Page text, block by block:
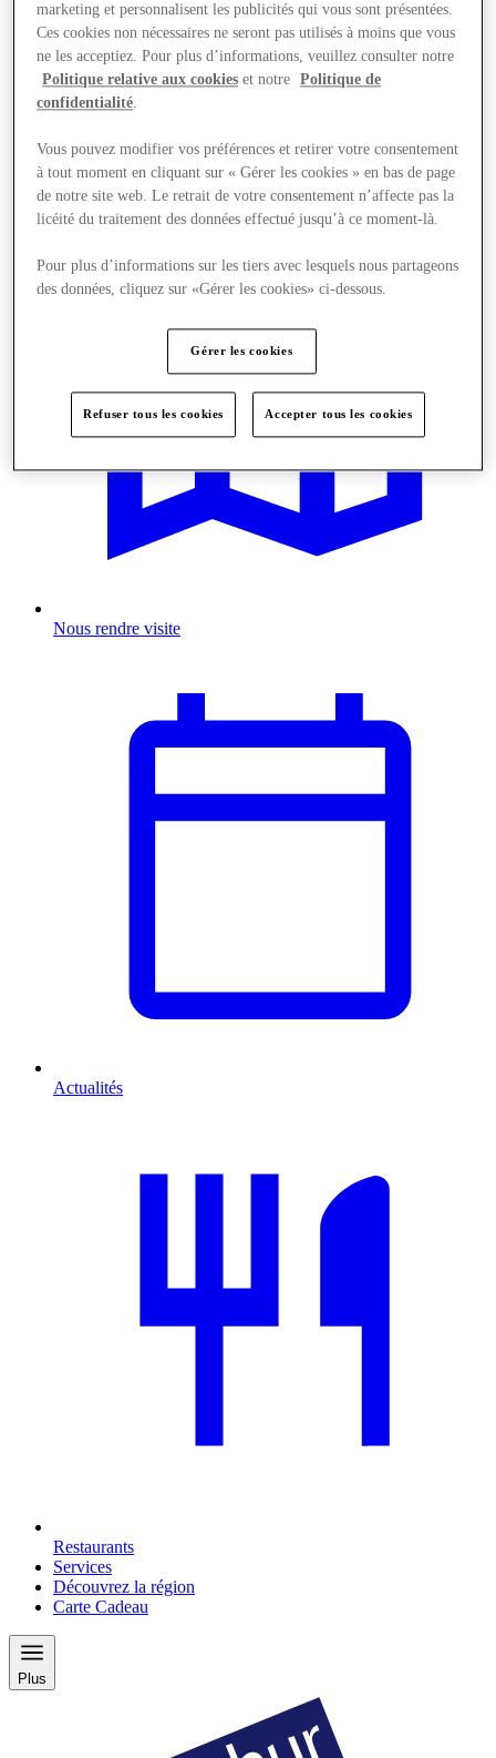
Offres
Nous rendre visite
Actualités
Restaurants
Services
Découvrez la région
Carte Cadeau
Plus
marketing et personnalisent les publicités qui vous sont présentées.
Ces cookies non nécessaires ne seront pas utilisés à moins que vous
ne les acceptiez. Pour plus d’informations, veuillez consulter notre
Politique relative aux cookies et notre
Politique de
confidentialité.
Vous pouvez modifier vos préférences et retirer votre consentement
à tout moment en cliquant sur « Gérer les cookies » en bas de page
de notre site web. Le retrait de votre consentement n’affecte pas la
licéité du traitement des données effectué jusqu’à ce moment-là.
Pour plus d’informations sur les tiers avec lesquels nous partageons
des données, cliquez sur «Gérer les cookies» ci-dessous.
Gérer les cookies
Refuser tous les cookies Accepter tous les cookies